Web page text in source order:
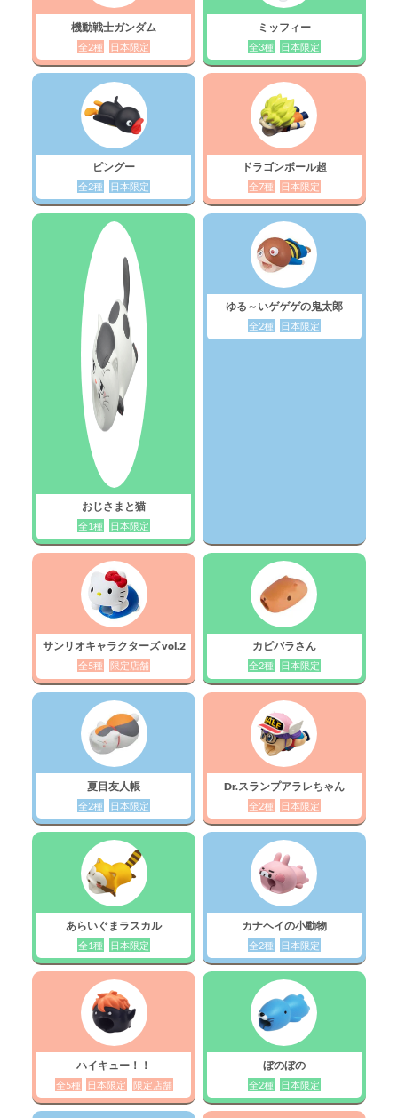
機動戦士ガンダム
全2種 日本限定
ミッフィー
全3種 日本限定
ピングー
全2種 日本限定
ドラゴンボール超
全7種 日本限定
おじさまと猫
全1種 日本限定
ゆる～いゲゲゲの鬼太郎
全2種 日本限定
サンリオキャラクターズ vol.2
全5種 限定店舗
カピバラさん
全2種 日本限定
夏目友人帳
全2種 日本限定
Dr.スランプアラレちゃん
全2種 日本限定
あらいぐまラスカル
全1種 日本限定
カナヘイの小動物
全2種 日本限定
ハイキュー！！
全5種 日本限定 限定店舗
ぼのぼの
全2種 日本限定